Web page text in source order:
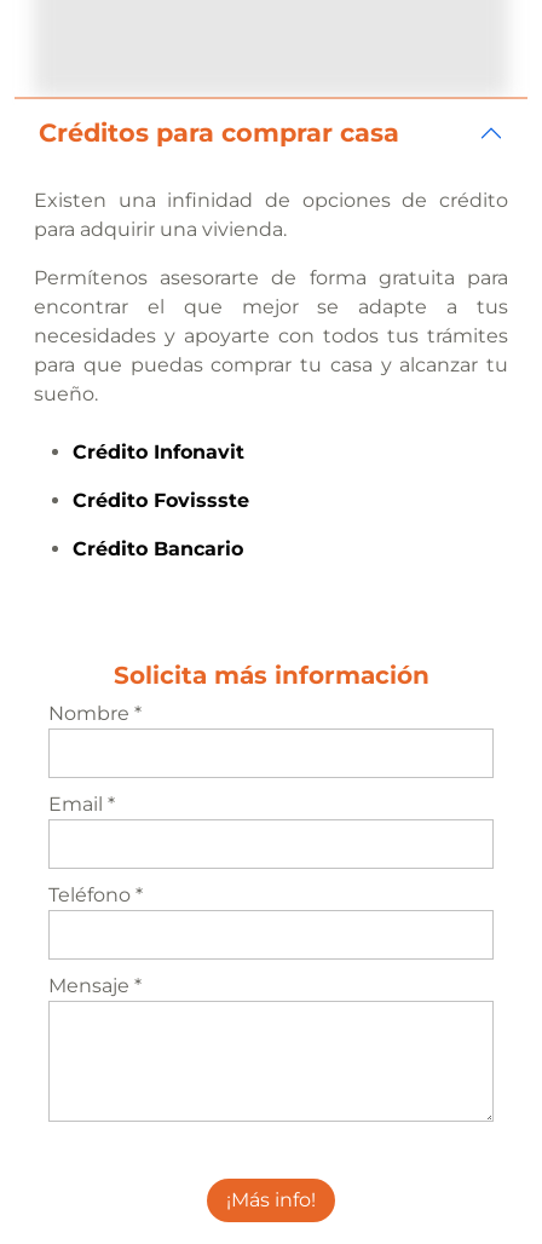
Créditos para comprar casa
Existen una infinidad de opciones de crédito
para adquirir una vivienda.
Permítenos asesorarte de forma gratuita para
encontrar el que mejor se adapte a tus
necesidades y apoyarte con todos tus trámites
para que puedas comprar tu casa y alcanzar tu
sueño.
Crédito Infonavit
Crédito Fovissste
Crédito Bancario
Solicita más información
Nombre *
Email *
Teléfono *
Mensaje *
¡Más info!